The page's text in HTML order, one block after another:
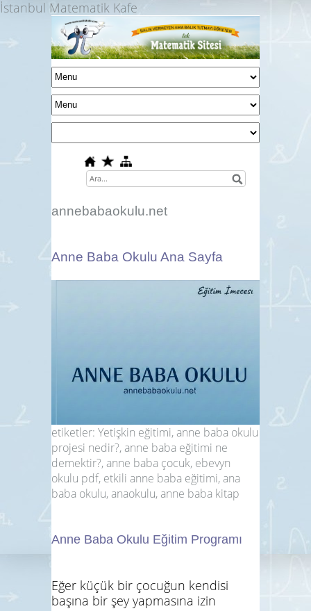
İstanbul Matematik Kafe
annebabaokulu.net
Anne Baba Okulu Ana Sayfa
etiketler: Yetişkin eğitimi, anne baba okulu
projesi nedir?, anne baba eğitimi ne
demektir?, anne baba çocuk, ebevyn
okulu pdf, etkili anne baba eğitimi, ana
baba okulu, anaokulu, anne baba kitap
Anne Baba Okulu Eğitim Programı
Eğer küçük bir çocuğun kendisi
başına bir şey yapmasına izin